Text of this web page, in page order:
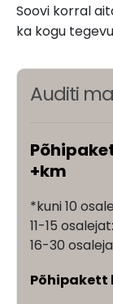
Soovi korral
ka kogu
Auditi
+km
*kuni 10
11-15
16-30
Põhipakett